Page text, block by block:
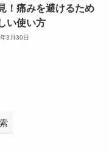
！痛みを避けるため
い使い方
3月30日